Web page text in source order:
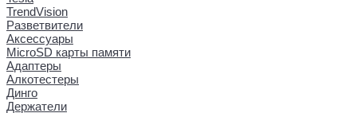
TrendVision
Разветвители
Аксессуары
MicroSD карты памяти
Адаптеры
Алкотестеры
Динго
Держатели